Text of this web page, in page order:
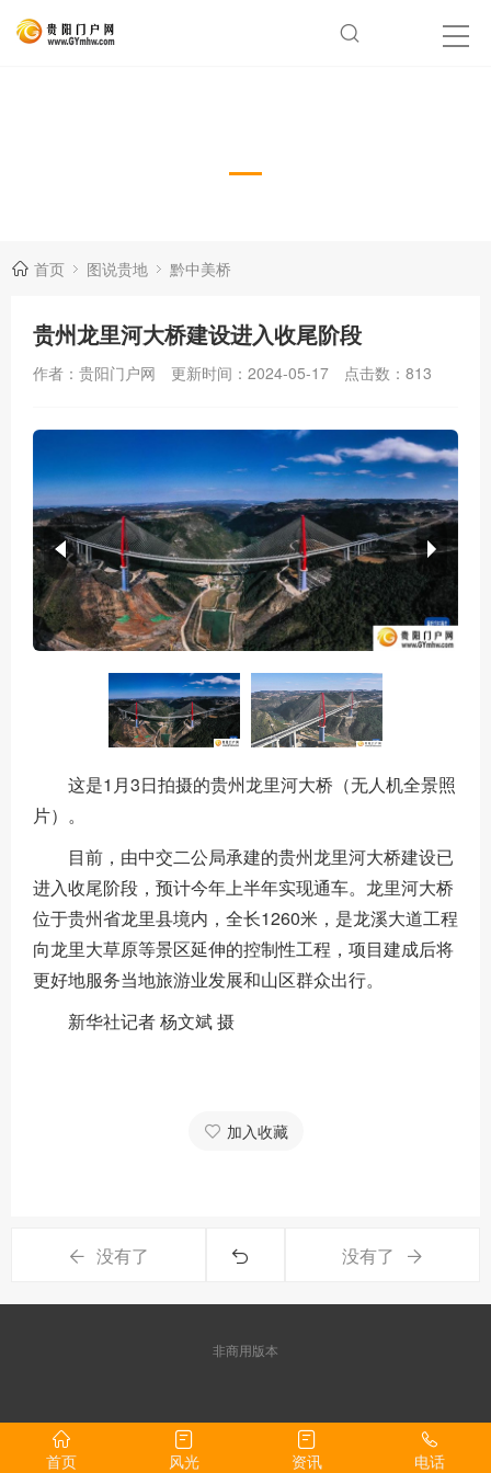
首页 图说贵地 黔中美桥
贵州龙里河大桥建设进入收尾阶段
作者：贵阳门户网 更新时间：2024-05-17 点击数： 813
这是1月3日拍摄的贵州龙里河大桥（无人机全景照
片）。
目前，由中交二公局承建的贵州龙里河大桥建设已
进入收尾阶段，预计今年上半年实现通车。龙里河大桥
位于贵州省龙里县境内，全长1260米，是龙溪大道工程
向龙里大草原等景区延伸的控制性工程，项目建成后将
更好地服务当地旅游业发展和山区群众出行。
新华社记者 杨文斌 摄
加入收藏
没有了 没有了
非商用版本
首页 风光 资讯 电话